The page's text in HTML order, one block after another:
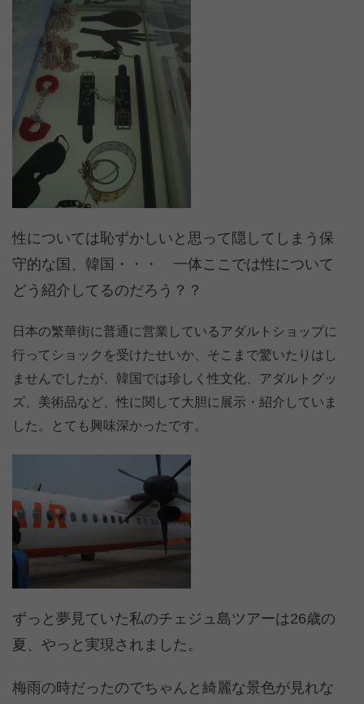
性については恥ずかしいと思って隠してしまう保
守的な国、韓国・・・ 一体ここでは性について
どう紹介してるのだろう？？
日本の繁華街に普通に営業しているアダルトショップに
行ってショックを受けたせいか、そこまで驚いたりはし
ませんでしたが、韓国では珍しく性文化、アダルトグッ
ズ、美術品など、性に関して大胆に展示・紹介していま
した。とても興味深かったです。
ずっと夢見ていた私のチェジュ島ツアーは26歳の
夏、やっと実現されました。
梅雨の時だったのでちゃんと綺麗な景色が見れな